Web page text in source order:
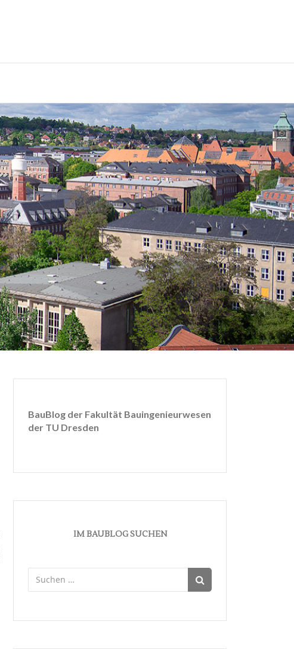
BauBlog der Fakultät Bauingenieurwesen
der TU Dresden
IM BAUBLOG SUCHEN
nach: